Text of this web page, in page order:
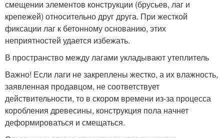
смещении элементов конструкции (брусьев, лаг и
крепежей) относительно друг друга. При жесткой
фиксации лаг к бетонному основанию, этих
неприятностей удается избежать.
В пространство между лагами укладывают утеплитель
Важно! Если лаги не закреплены жестко, а их влажность,
заявленная продавцом, не соответствует
действительности, то в скором времени из-за процесса
коробления древесины, конструкция пола начнет
деформироваться и смещаться.